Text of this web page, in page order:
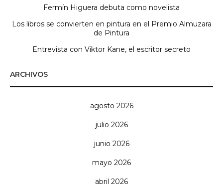
Fermín Higuera debuta como novelista
Los libros se convierten en pintura en el Premio Almuzara
de Pintura
Entrevista con Viktor Kane, el escritor secreto
ARCHIVOS
agosto 2026
julio 2026
junio 2026
mayo 2026
abril 2026